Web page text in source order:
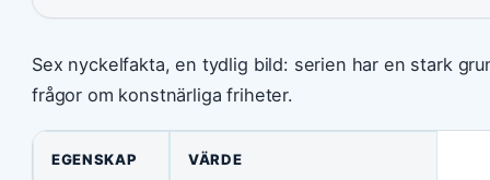
Sex nyckelfakta, en tydlig bild: serien har en stark
frågor om konstnärliga friheter.
EGENSKAP VÄRDE